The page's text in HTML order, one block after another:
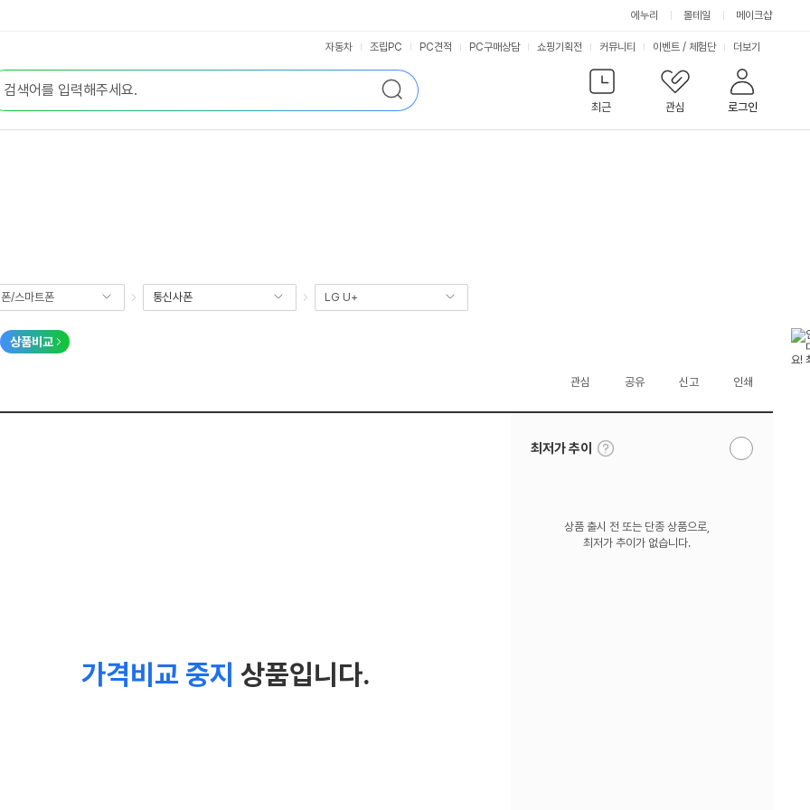
에누리 몰테일 메이크샵
검
색
최근
관심 로그인
자동차 조립PC PC견적 PC구매상담 쇼핑기획전 커뮤니티 이벤트 / 체험단 서
비
스
더보기
/스마트폰 통신사폰 LG U+
상품비교
관심 공유 신고 인쇄
가격비교 중지 상품입니다.
최저가 추이
툴
팁
알
상품 출시 전 또는 단종 상품으로,
최저가 추이가 없습니다.